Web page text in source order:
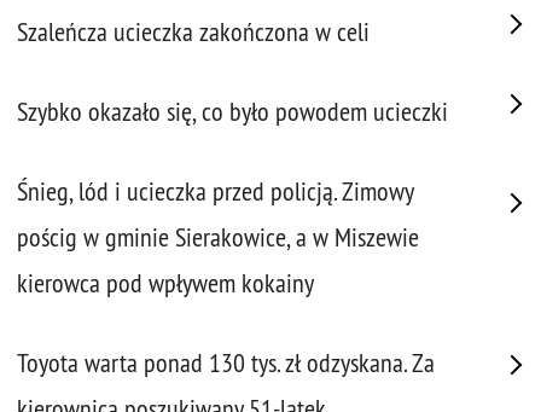
Szaleńcza ucieczka zakończona w celi
Szybko okazało się, co było powodem ucieczki
Śnieg, lód i ucieczka przed policją. Zimowy
pościg w gminie Sierakowice, a w Miszewie
kierowca pod wpływem kokainy
Toyota warta ponad 130 tys. zł odzyskana. Za